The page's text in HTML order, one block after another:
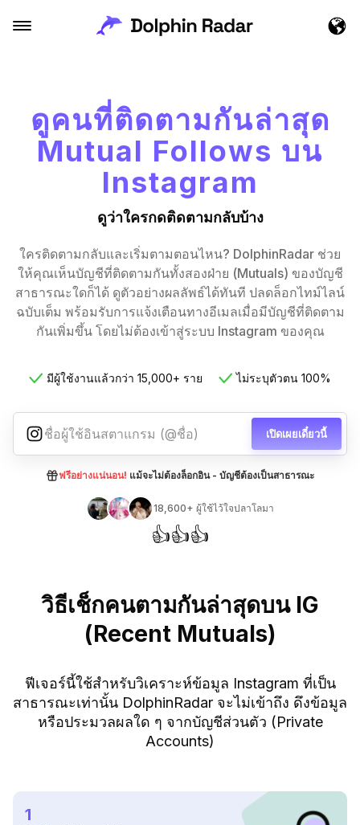
ดูคนที่ติดตามกันล่าสุด
Mutual Follows บน
Instagram
ดูว่าใครกดติดตามกลับบ้าง
ใครติดตามกลับและเริ่มตามตอนไหน? DolphinRadar ช่วย
ให้คุณเห็นบัญชีที่ติดตามกันทั้งสองฝ่าย (Mutuals) ของบัญชี
สาธารณะใดก็ได้ ดูตัวอย่างผลลัพธ์ได้ทันที ปลดล็อกไทม์ไลน์
ฉบับเต็ม พร้อมรับการแจ้งเตือนทางอีเมลเมื่อมีบัญชีที่ติดตาม
กันเพิ่มขึ้น โดยไม่ต้องเข้าสู่ระบบ Instagram ของคุณ
มีผู้ใช้งานแล้วกว่า 15,000+ ราย ไม่ระบุตัวตน 100%
เปิดเผยเดี๋ยวนี้
ฟรีอย่างแน่นอน! แม้จะไม่ต้องล็อกอิน - บัญชีต้องเป็นสาธารณะ
18,600+ ผู้ใช้ไว้ใจปลาโลมา
👍👍👍
วิธีเช็กคนตามกันล่าสุดบน IG
(Recent Mutuals)
ฟีเจอร์นี้ใช้สำหรับวิเคราะห์ข้อมูล Instagram ที่เป็น
สาธารณะเท่านั้น DolphinRadar จะไม่เข้าถึง ดึงข้อมูล
หรือประมวลผลใด ๆ จากบัญชีส่วนตัว (Private
Accounts)
1